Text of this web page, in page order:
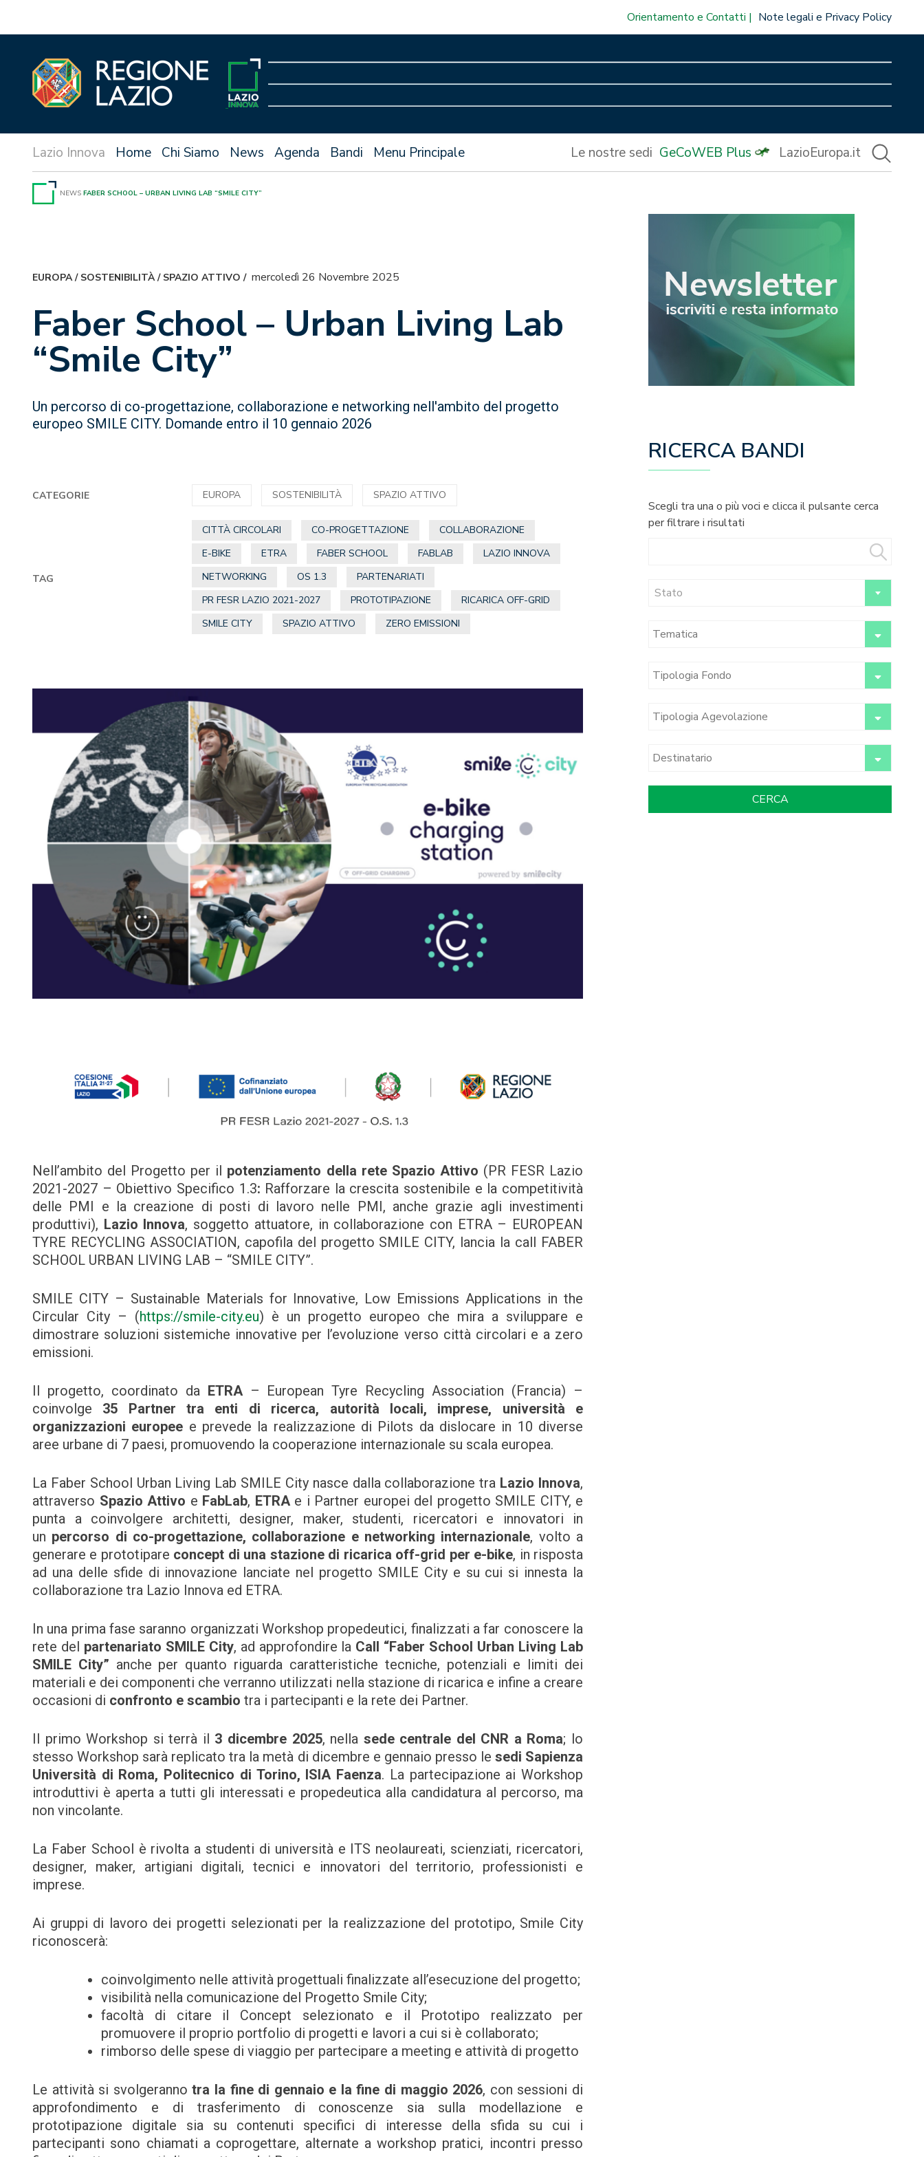
Orientamento e Contatti Note legali e Privacy Policy
Home Chi Siamo News Agenda Bandi Menu Principale Le nostre sedi GeCoWEB Plus LazioEuropa.it
NEWS FABER SCHOOL – URBAN LIVING LAB “SMILE CITY”
EUROPA/ SOSTENIBILITÀ/ SPAZIO ATTIVO / mercoledì 26 Novembre 2025
Faber School – Urban Living Lab
“Smile City”
Un percorso di co-progettazione, collaborazione e networking nell'ambito del progetto
europeo SMILE CITY. Domande entro il 10 gennaio 2026
CATEGORIE EUROPA SOSTENIBILITÀ SPAZIO ATTIVO
TAG
CITTÀ CIRCOLARI CO-PROGETTAZIONE
COLLABORAZIONE
E-BIKE
ETRA FABER SCHOOL FABLAB
LAZIO INNOVA
NETWORKING
OS 1.3
PARTENARIATI
PR FESR LAZIO 2021-2027
PROTOTIPAZIONE
RICARICA OFF-GRID
SMILE CITY
SPAZIO ATTIVO ZERO EMISSIONI
Nell’ambito del Progetto per il potenziamento della rete Spazio Attivo (PR FESR Lazio
2021-2027 – Obiettivo Specifico 1.3: Rafforzare la crescita sostenibile e la competitività
delle PMI e la creazione di posti di lavoro nelle PMI, anche grazie agli investimenti
produttivi), Lazio Innova, soggetto attuatore, in collaborazione con ETRA – EUROPEAN
TYRE RECYCLING ASSOCIATION, capofila del progetto SMILE CITY, lancia la call FABER
SCHOOL URBAN LIVING LAB – “SMILE CITY”.
SMILE CITY – Sustainable Materials for Innovative, Low Emissions Applications in the
Circular City – (https://smile-city.eu) è un progetto europeo che mira a sviluppare e
dimostrare soluzioni sistemiche innovative per l’evoluzione verso città circolari e a zero
emissioni.
Il progetto, coordinato da ETRA– European Tyre Recycling Association (Francia) –
coinvolge 35 Partner tra enti di ricerca, autorità locali, imprese, università e
organizzazioni europee e prevede la realizzazione di Pilots da dislocare in 10 diverse
aree urbane di 7 paesi, promuovendo la cooperazione internazionale su scala europea.
La Faber School Urban Living Lab SMILE City nasce dalla collaborazione tra Lazio Innova,
attraverso Spazio Attivo e FabLab, ETRAe i Partner europei del progetto SMILE CITY, e
punta a coinvolgere architetti, designer, maker, studenti, ricercatori e innovatori in
un percorso di co-progettazione, collaborazione e networking internazionale, volto a
generare e prototipare concept di una stazione di ricarica off-grid per e-bike, in risposta
ad una delle sfide di innovazione lanciate nel progetto SMILE City e su cui si innesta la
collaborazione tra Lazio Innova ed ETRA.
In una prima fase saranno organizzati Workshop propedeutici, finalizzati a far conoscere la
rete del partenariato SMILE City, ad approfondire la Call “Faber School Urban Living Lab
SMILE City” anche per quanto riguarda caratteristiche tecniche, potenziali e limiti dei
materiali e dei componenti che verranno utilizzati nella stazione di ricarica e infine a creare
occasioni di confronto e scambio tra i partecipanti e la rete dei Partner.
Il primo Workshop si terrà il 3 dicembre 2025, nella sede centrale del CNR a Roma; lo
stesso Workshop sarà replicato tra la metà di dicembre e gennaio presso le sedi Sapienza
Università di Roma, Politecnico di Torino, ISIA Faenza. La partecipazione ai Workshop
introduttivi è aperta a tutti gli interessati e propedeutica alla candidatura al percorso, ma
non vincolante.
La Faber School è rivolta a studenti di università e ITS neolaureati, scienziati, ricercatori,
designer, maker, artigiani digitali, tecnici e innovatori del territorio, professionisti e
imprese.
Ai gruppi di lavoro dei progetti selezionati per la realizzazione del prototipo, Smile City
riconoscerà:
coinvolgimento nelle attività progettuali finalizzate all’esecuzione del progetto;
visibilità nella comunicazione del Progetto Smile City;
facoltà di citare il Concept selezionato e il Prototipo realizzato per
promuovere il proprio portfolio di progetti e lavori a cui si è collaborato;
rimborso delle spese di viaggio per partecipare a meeting e attività di progetto
Le attività si svolgerannotra la fine di gennaio e la fine di maggio 2026, con sessioni di
approfondimento e di trasferimento di conoscenze sia sulla modellazione e
prototipazione digitale sia su contenuti specifici di interesse della sfida su cui i
partecipanti sono chiamati a coprogettare, alternate a workshop pratici, incontri presso
RICERCA BANDI
Scegli tra una o più voci e clicca il pulsante cerca
per filtrare i risultati
Stato